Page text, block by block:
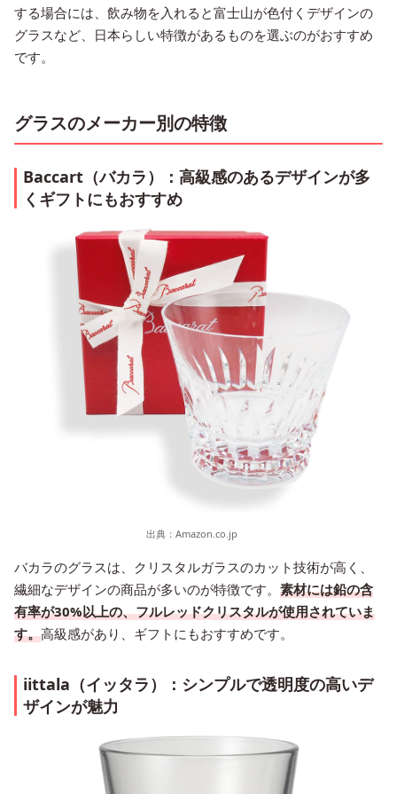
する場合には、飲み物を入れると富士山が色付くデザインの
グラスなど、日本らしい特徴があるものを選ぶのがおすすめ
です。
グラスのメーカー別の特徴
Baccart（バカラ）：高級感のあるデザインが多
くギフトにもおすすめ
出典： Amazon.co.jp
バカラのグラスは、クリスタルガラスのカット技術が高く、
繊細なデザインの商品が多いのが特徴です。 素材には鉛の含
有率が30%以上の、フルレッドクリスタルが使用されていま
す。高級感があり、ギフトにもおすすめです。
iittala（イッタラ）：シンプルで透明度の高いデ
ザインが魅力